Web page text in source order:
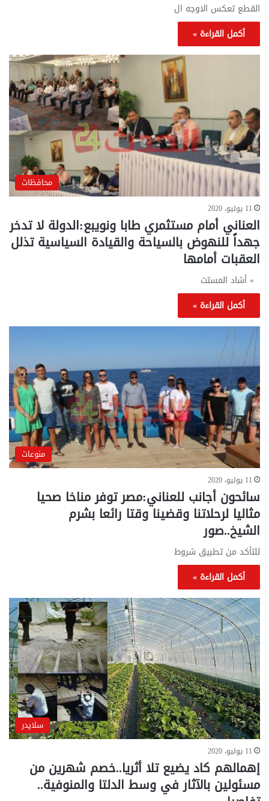
القطع تعكس الاوجه ال
أكمل القراءة »
محافظات
11 يوليو، 2020
العناني أمام مستثمري طابا ونويبع:الدولة لا تدخر
جهداً للنهوض بالسياحة والقيادة السياسية تذلل
العقبات أمامها
» أشاد المستث
أكمل القراءة »
منوعات
11 يوليو، 2020
سائحون أجانب للعناني:مصر توفر مناخا صحيا
مثاليا لرحلاتنا وقضينا وقتا رائعا بشرم
الشيخ..صور
للتأكد من تطبيق شروط
أكمل القراءة »
سلايدر
11 يوليو، 2020
إهمالهم كاد يضيع تلا أثريا..خصم شهرين من
مسئولين بالآثار في وسط الدلتا والمنوفية..